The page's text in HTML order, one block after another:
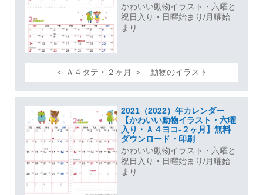
かわいい動物イラスト・六曜と
祝日入り・日曜始まり/月曜始
まり
＜ Ａ４タテ・２ヶ月 ＞ 動物のイラスト
2021（2022）年カレンダー
【かわいい動物イラスト・六曜
入り・Ａ４ヨコ-２ヶ月】無料
ダウンロード・印刷
かわいい動物イラスト・六曜と
祝日入り・日曜始まり/月曜始
まり